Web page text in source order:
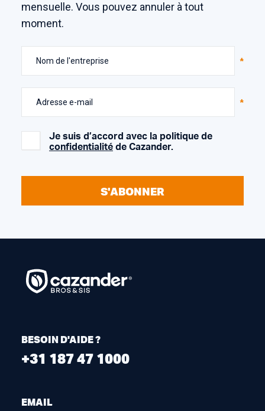
mensuelle. Vous pouvez annuler à tout
moment.
Nom de l'entreprise
Adresse e-mail
Je suis d’accord avec la politique de
confidentialité de Cazander.
S'ABONNER
BESOIN D'AIDE ?
+31 187 47 1000
EMAIL